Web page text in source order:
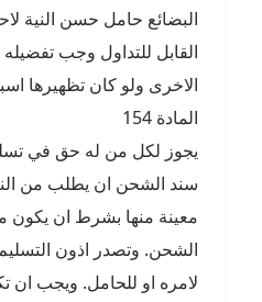
البضائع حامل حسن النية
القابل للتداول وجب
الاخرى ولو كان تظهيرها
المادة 154
يجوز لكل من له حق في
سند الشحن ان يطلب من
معينة منها بشرط ان
الشحن. وتصدر اذون
لامره او للحامل. ويجب ان